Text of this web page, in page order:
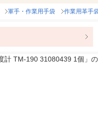
軍手・作業用手袋 作業用革手